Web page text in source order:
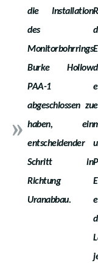
die Installation
des
Monitorbohrrings
Burke Hollow
PAA-1
abgeschlossen zu
haben, ein
entscheidender
Schritt in
Richtung
Uranabbau.